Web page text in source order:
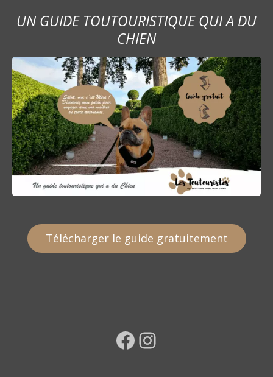
UN GUIDE TOUTOURISTIQUE QUI A DU
CHIEN
Télécharger le guide gratuitement
Facebook Instagram